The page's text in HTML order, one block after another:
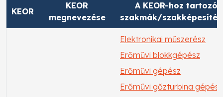
KEOR
KEOR
megnevezése
A KEOR-hoz tartozó
szakmák/
Elektronikai műszerész
Erőművi blokkgépész
Erőművi gépész
Erőművi gőzturbina gépész